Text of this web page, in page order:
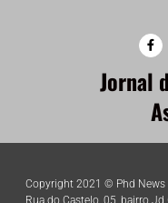
Jornal
Copyright 2021 © Phd News
Rua do Castelo, 05, bairro